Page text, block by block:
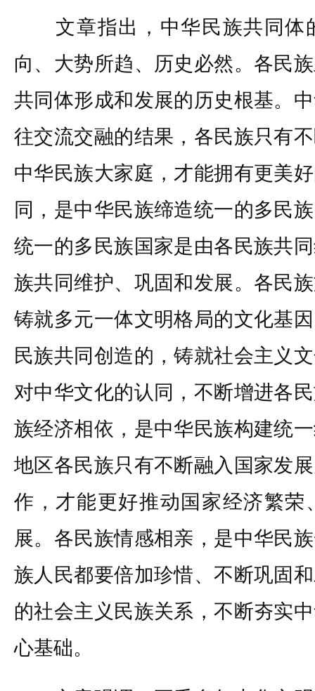
文章指出，中华民族共同体
向、大势所趋、历史必然。各民
共同体形成和发展的历史根基。
往交流交融的结果，各民族只有
中华民族大家庭，才能拥有更美
同，是中华民族缔造统一的多民
统一的多民族国家是由各民族共
族共同维护、巩固和发展。各民
铸就多元一体文明格局的文化基
民族共同创造的，铸就社会主义
对中华文化的认同，不断增进各
族经济相依，是中华民族构建统
地区各民族只有不断融入国家发
作，才能更好推动国家经济繁荣
展。各民族情感相亲，是中华民
族人民都要倍加珍惜、不断巩固
的社会主义民族关系，不断夯实
心基础。